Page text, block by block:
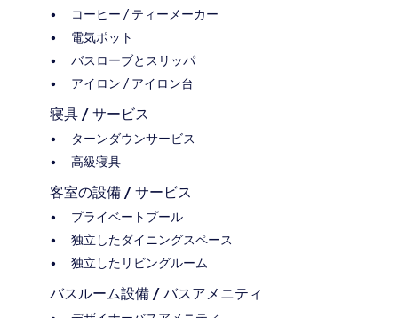
コーヒー / ティーメーカー
電気ポット
バスローブとスリッパ
アイロン / アイロン台
寝具 / サービス
ターンダウンサービス
高級寝具
客室の設備 / サービス
プライベートプール
独立したダイニングスペース
独立したリビングルーム
バスルーム設備 / バスアメニティ